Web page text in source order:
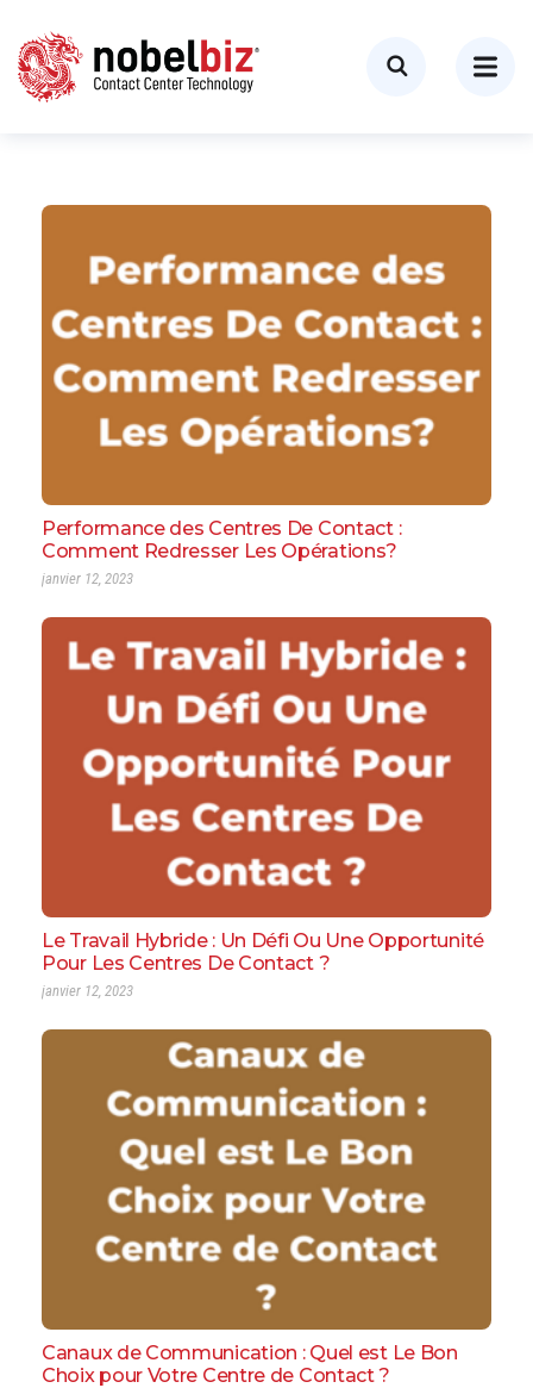
Performance des Centres De Contact :
Comment Redresser Les Opérations?
janvier 12, 2023
Le Travail Hybride : Un Défi Ou Une Opportunité
Pour Les Centres De Contact ?
janvier 12, 2023
Canaux de Communication : Quel est Le Bon
Choix pour Votre Centre de Contact ?